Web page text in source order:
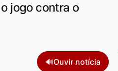
jogo contra o
🔊Ouvir notícia